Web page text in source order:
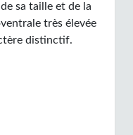
sa taille et de la
très élevée
distinctif.